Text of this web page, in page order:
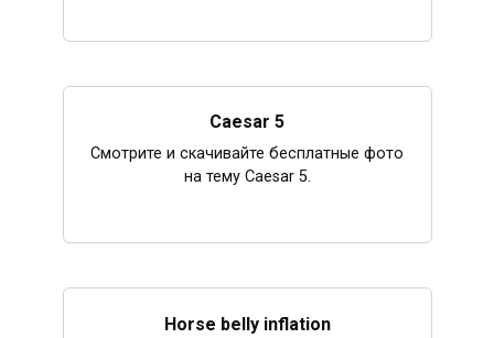
Caesar 5
Смотрите и скачивайте бесплатные фото
на тему Caesar 5.
Horse belly inflation